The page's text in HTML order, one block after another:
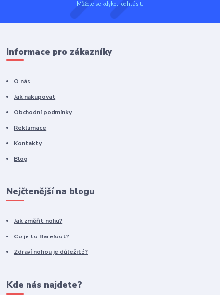
Můžete se kdykoli odhlásit.
Informace pro zákazníky
O nás
Jak nakupovat
Obchodní podmínky
Reklamace
Kontakty
Blog
Nejčtenější na blogu
Jak změřit nohu?
Co je to Barefoot?
Zdraví nohou je důležité?
Kde nás najdete?